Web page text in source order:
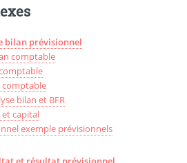
bilan prévisionnel
comptable
comptable
bilan et BFR
et capital
exemple prévisionnels